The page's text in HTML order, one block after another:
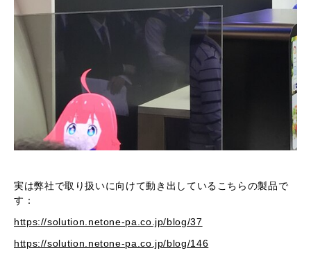
実は弊社で取り扱いに向けて動き出しているこちらの製品で
す：
https://solution.netone-pa.co.jp/blog/37
https://solution.netone-pa.co.jp/blog/146